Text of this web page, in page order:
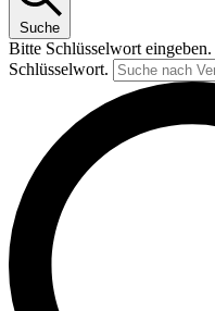
Suche
Bitte Schlüsselwort
Schlüsselwort.